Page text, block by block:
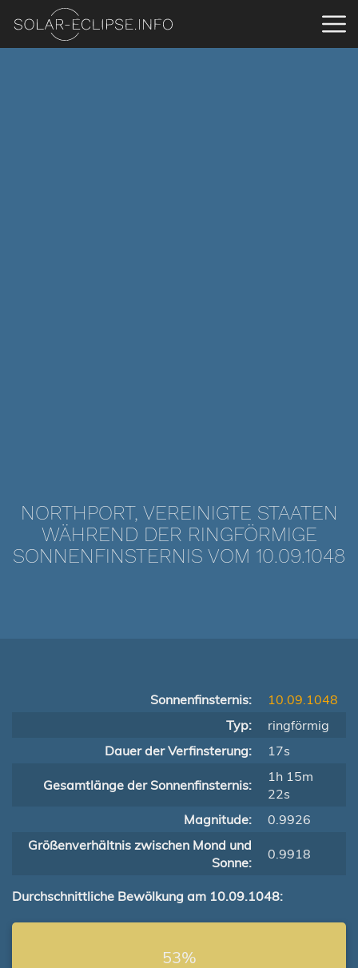
NORTHPORT, VEREINIGTE STAATEN
WÄHREND DER RINGFÖRMIGE
SONNENFINSTERNIS VOM 10.09.1048
Sonnenfinsternis:
10.09.1048
Typ:
ringförmig
Dauer der Verfinsterung:
17s
Gesamtlänge der Sonnenfinsternis:
1h 15m
22s
Magnitude:
0.9926
Größenverhältnis zwischen Mond und
Sonne:
0.9918
Durchschnittliche Bewölkung am 10.09.1048:
53%